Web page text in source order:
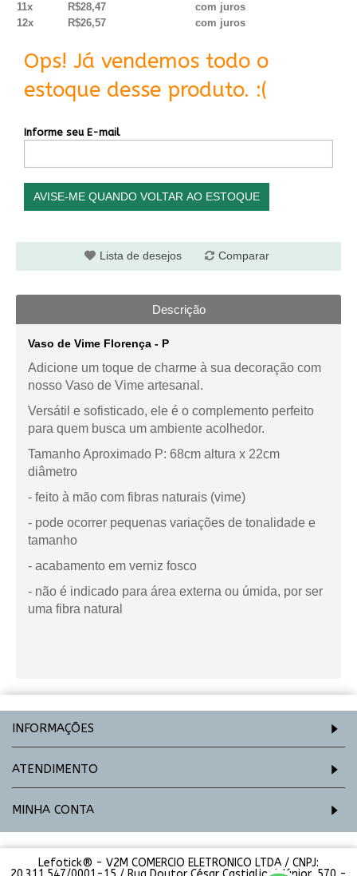
11x
R$28,47
com juros
12x
R$26,57 com juros
Ops! Já vendemos todo o
estoque desse produto. :(
Informe seu E-mail
AVISE-ME QUANDO VOLTAR AO ESTOQUE
Lista de desejos Comparar
Descrição
Vaso de Vime Florença - P
Adicione um toque de charme à sua decoração com
nosso Vaso de Vime artesanal.
Versátil e sofisticado, ele é o complemento perfeito
para quem busca um ambiente acolhedor.
Tamanho Aproximado P: 68cm altura x 22cm
diâmetro
- feito à mão com fibras naturais (vime)
- pode ocorrer pequenas variações de tonalidade e
tamanho
- acabamento em verniz fosco
- não é indicado para área externa ou úmida, por ser
uma fibra natural
INFORMAÇÕES
ATENDIMENTO
MINHA CONTA
Lefotick® - V2M COMERCIO ELETRONICO LTDA / CNPJ: